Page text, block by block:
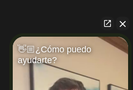
👋🏼¿Cómo puedo
ayudarte?